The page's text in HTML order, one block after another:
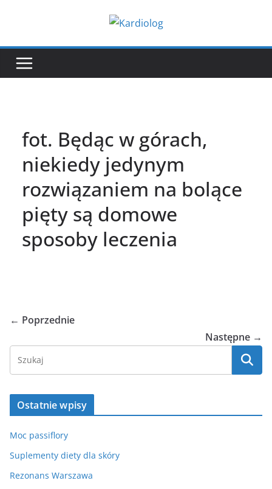
fot. Będąc w górach,
niekiedy jedynym
rozwiązaniem na bolące
pięty są domowe
sposoby leczenia
← Poprzednie
Następne →
Ostatnie wpisy
Moc passiflory
Suplementy diety dla skóry
Rezonans Warszawa